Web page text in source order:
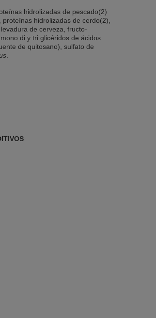
hidrolizadas de pescado(2)
hidrolizadas de cerdo(2),
de cerveza, fructo-
di y tri glicéridos de ácidos
de quitosano), sulfato de
.